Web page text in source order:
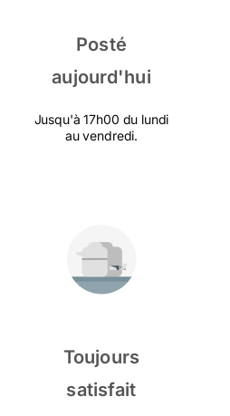
Posté
aujourd'hui
Jusqu'à 17h00 du lundi
au vendredi.
Toujours
satisfait